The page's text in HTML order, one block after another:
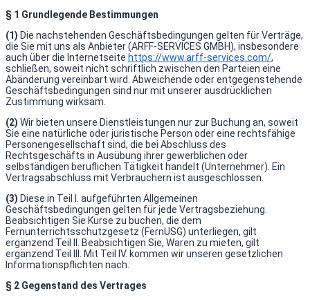
§ 1 Grundlegende Bestimmungen
(1) Die nachstehenden Geschäftsbedingungen gelten für Verträge,
die Sie mit uns als Anbieter (ARFF-SERVICES GMBH), insbesondere
auch über die Internetseite https://www.arff-services.com/,
schließen, soweit nicht schriftlich zwischen den Parteien eine
Abänderung vereinbart wird. Abweichende oder entgegenstehende
Geschäftsbedingungen sind nur mit unserer ausdrücklichen
Zustimmung wirksam.
(2) Wir bieten unsere Dienstleistungen nur zur Buchung an, soweit
Sie eine natürliche oder juristische Person oder eine rechtsfähige
Personengesellschaft sind, die bei Abschluss des
Rechtsgeschäfts in Ausübung ihrer gewerblichen oder
selbständigen beruflichen Tätigkeit handelt (Unternehmer). Ein
Vertragsabschluss mit Verbrauchern ist ausgeschlossen.
(3) Diese in Teil I. aufgeführten Allgemeinen
Geschäftsbedingungen gelten für jede Vertragsbeziehung.
Beabsichtigen Sie Kurse zu buchen, die dem
Fernunterrichtsschutzgesetz (FernUSG) unterliegen, gilt
ergänzend Teil II. Beabsichtigen Sie, Waren zu mieten, gilt
ergänzend Teil III. Mit Teil IV. kommen wir unseren gesetzlichen
Informationspflichten nach.
§ 2 Gegenstand des Vertrages